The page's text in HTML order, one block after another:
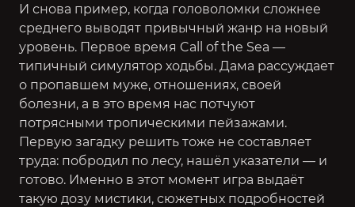
И снова пример, когда головоломки сложнее
среднего выводят привычный жанр на новый
уровень. Первое время Call of the Sea —
типичный симулятор ходьбы. Дама рассуждает
о пропавшем муже, отношениях, своей
болезни, а в это время нас потчуют
потрясными тропическими пейзажами.
Первую загадку решить тоже не составляет
труда: побродил по лесу, нашёл указатели — и
готово. Именно в этот момент игра выдаёт
такую дозу мистики, сюжетных подробностей